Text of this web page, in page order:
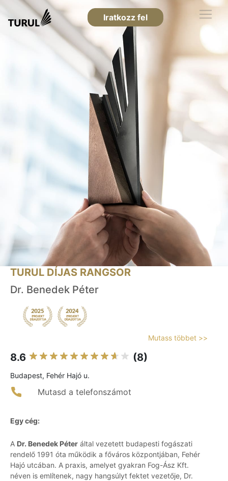
Iratkozz fel
TURUL DÍJAS RANGSOR
Dr. Benedek Péter
Mutass többet >>
8.6 (8)
Budapest, Fehér Hajó u.
Mutasd a telefonszámot
Egy cég:
A Dr. Benedek Péter által vezetett budapesti fogászati
rendelő 1991 óta működik a főváros központjában, Fehér
Hajó utcában. A praxis, amelyet gyakran Fog-Ász Kft.
néven is említenek, nagy hangsúlyt fektet vezetője, Dr.